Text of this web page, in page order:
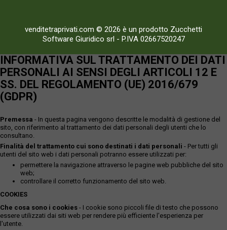
venditetraprivati.com © 2026 è un prodotto Zucchetti
Software Giuridico srl - P.IVA 02667520247
INFORMATIVA SUL TRATTAMENTO DEI DATI
PERSONALI AI SENSI DEGLI ARTICOLI 12 E
SS. DEL REGOLAMENTO (UE) 2016/679
(GDPR)
Premessa - In questa pagina vengono descritte le modalità di gestione del
sito, con riferimento al trattamento dei dati personali degli utenti che lo
consultano.
Finalità del trattamento cui sono destinati i dati personali - Per tutti gli
utenti del sito web i dati personali potranno essere utilizzati per:
permettere la navigazione attraverso le pagine web pubbliche del sito
web;
controllare il corretto funzionamento del sito web.
COOKIES
Che cosa sono i cookies - I cookie sono piccoli file di testo che possono
essere utilizzati dai siti web per rendere più efficiente l'esperienza per
l'utente.